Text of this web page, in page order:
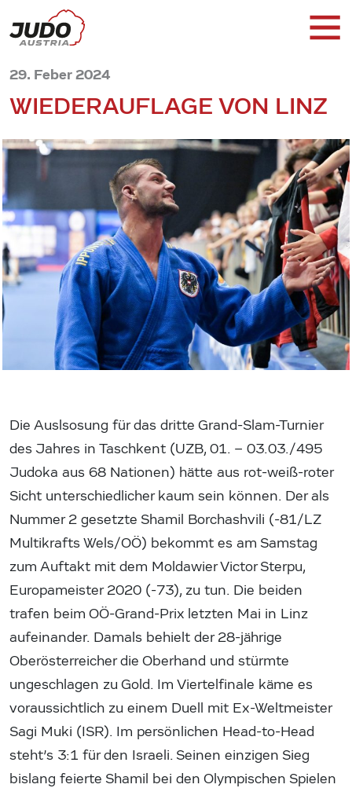
29. Feber 2024
WIEDERAUFLAGE VON LINZ
Die Auslsosung für das dritte Grand-Slam-Turnier
des Jahres in Taschkent (UZB, 01. – 03.03./495
Judoka aus 68 Nationen) hätte aus rot-weiß-roter
Sicht unterschiedlicher kaum sein können. Der als
Nummer 2 gesetzte Shamil Borchashvili (-81/LZ
Multikrafts Wels/OÖ) bekommt es am Samstag
zum Auftakt mit dem Moldawier Victor Sterpu,
Europameister 2020 (-73), zu tun. Die beiden
trafen beim OÖ-Grand-Prix letzten Mai in Linz
aufeinander. Damals behielt der 28-jährige
Oberösterreicher die Oberhand und stürmte
ungeschlagen zu Gold. Im Viertelfinale käme es
voraussichtlich zu einem Duell mit Ex-Weltmeister
Sagi Muki (ISR). Im persönlichen Head-to-Head
steht’s 3:1 für den Israeli. Seinen einzigen Sieg
bislang feierte Shamil bei den Olympischen Spielen